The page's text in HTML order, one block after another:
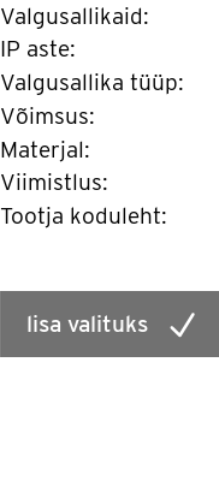
Valgusallikaid:
IP aste:
Valgusallika tüüp:
Võimsus:
Materjal:
Viimistlus:
Tootja koduleht:
lisa valituks